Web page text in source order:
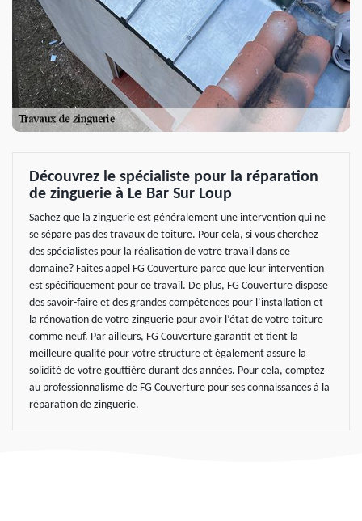
Découvrez le spécialiste pour la réparation
de zinguerie à Le Bar Sur Loup
Sachez que la zinguerie est généralement une intervention qui ne
se sépare pas des travaux de toiture. Pour cela, si vous cherchez
des spécialistes pour la réalisation de votre travail dans ce
domaine? Faites appel FG Couverture parce que leur intervention
est spécifiquement pour ce travail. De plus, FG Couverture dispose
des savoir-faire et des grandes compétences pour l’installation et
la rénovation de votre zinguerie pour avoir l’état de votre toiture
comme neuf. Par ailleurs, FG Couverture garantit et tient la
meilleure qualité pour votre structure et également assure la
solidité de votre gouttière durant des années. Pour cela, comptez
au professionnalisme de FG Couverture pour ses connaissances à la
réparation de zinguerie.